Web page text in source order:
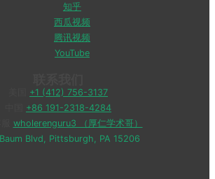
知乎
西瓜视频
腾讯视频
YouTube
+1 (412) 756-3137
+86 191-2318-4284
wholerenguru3 （厚仁学术哥）
Blvd, Pittsburgh, PA 15206